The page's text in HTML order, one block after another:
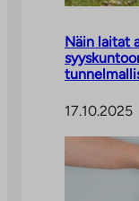
Näin laitat
17.10.2025